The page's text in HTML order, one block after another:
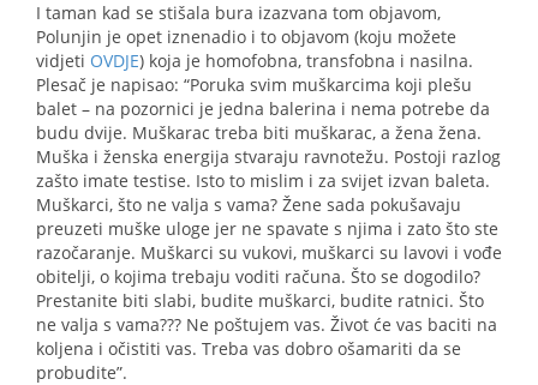
I taman kad se stišala bura izazvana tom objavom,
Polunjin je opet iznenadio i to objavom (koju možete
vidjeti OVDJE) koja je homofobna, transfobna i nasilna.
Plesač je napisao: “Poruka svim muškarcima koji plešu
balet – na pozornici je jedna balerina i nema potrebe da
budu dvije. Muškarac treba biti muškarac, a žena žena.
Muška i ženska energija stvaraju ravnotežu. Postoji razlog
zašto imate testise. Isto to mislim i za svijet izvan baleta.
Muškarci, što ne valja s vama? Žene sada pokušavaju
preuzeti muške uloge jer ne spavate s njima i zato što ste
razočaranje. Muškarci su vukovi, muškarci su lavovi i vođe
obitelji, o kojima trebaju voditi računa. Što se dogodilo?
Prestanite biti slabi, budite muškarci, budite ratnici. Što
ne valja s vama??? Ne poštujem vas. Život će vas baciti na
koljena i očistiti vas. Treba vas dobro ošamariti da se
probudite”.